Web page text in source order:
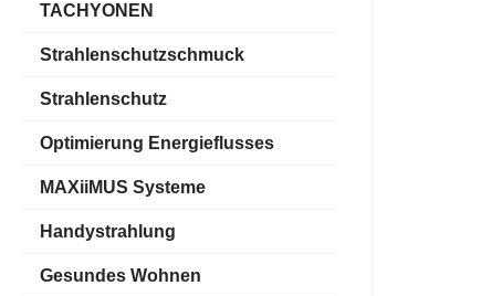
TACHYONEN
Strahlenschutzschmuck
Strahlenschutz
Optimierung Energieflusses
MAXiiMUS Systeme
Handystrahlung
Gesundes Wohnen